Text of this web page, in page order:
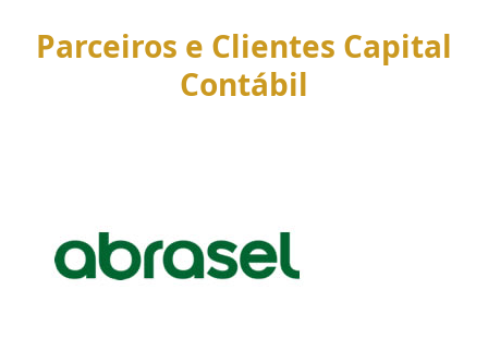
Parceiros e Clientes Capital
Contábil
right